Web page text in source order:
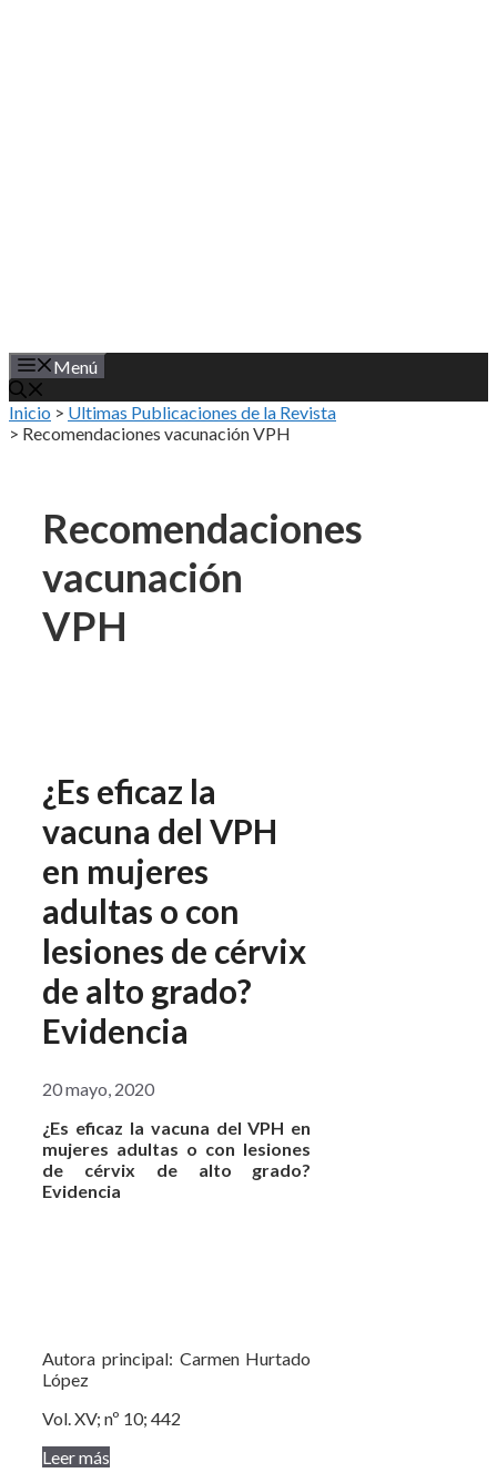
Menú
Inicio > Ultimas Publicaciones de la Revista
> Recomendaciones vacunación VPH
Recomendaciones
vacunación
VPH
¿Es eficaz la
vacuna del VPH
en mujeres
adultas o con
lesiones de cérvix
de alto grado?
Evidencia
20 mayo, 2020
¿Es eficaz la vacuna del VPH en
mujeres adultas o con lesiones
de cérvix de alto grado?
Evidencia
Autora principal: Carmen Hurtado
López
Vol. XV; nº 10; 442
Leer más